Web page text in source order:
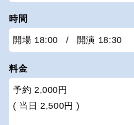
時間
開場 18:00 / 開演 18:30
料金
予約 2,000円
( 当日 2,500円 )